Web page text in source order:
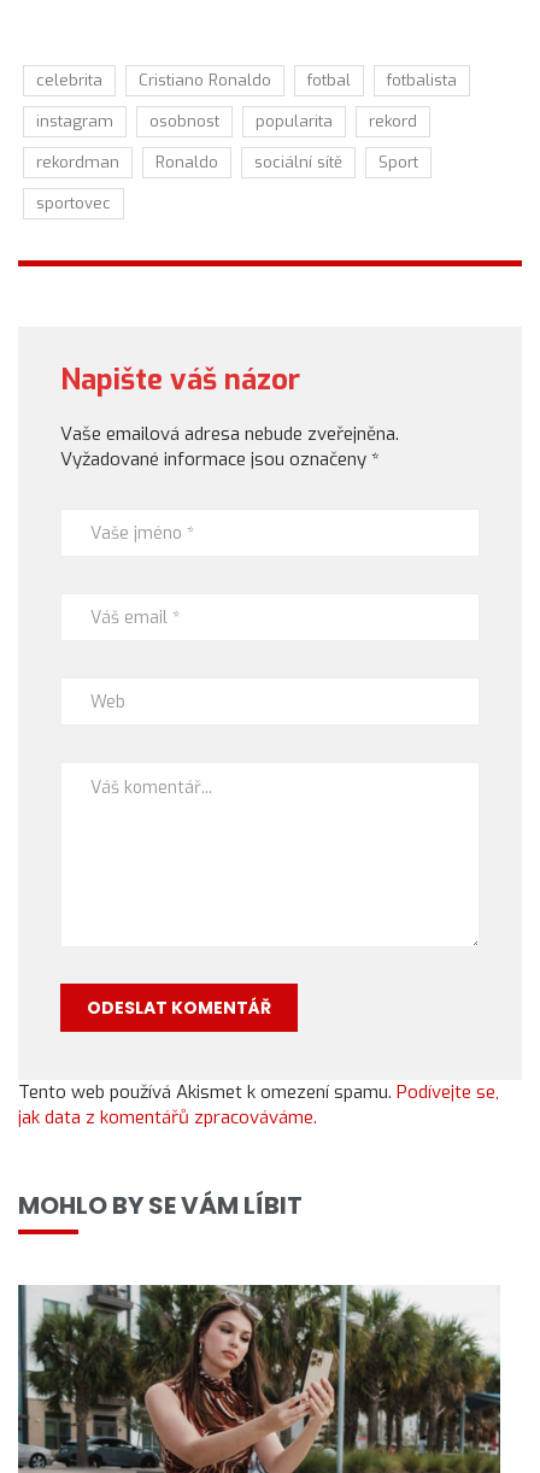
celebrita Cristiano Ronaldo fotbal
fotbalista
instagram
osobnost popularita
rekord
rekordman
Ronaldo sociální sítě
Sport
sportovec
Napište váš názor
Vaše emailová adresa nebude zveřejněna.
Vyžadované informace jsou označeny *
Tento web používá Akismet k omezení spamu. Podívejte se,
jak data z komentářů zpracováváme.
MOHLO BY SE VÁM LÍBIT